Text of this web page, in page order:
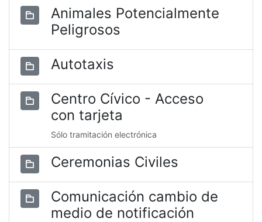
Animales Potencialmente
Peligrosos
Autotaxis
Centro Cívico - Acceso
con tarjeta
Sólo tramitación electrónica
Ceremonias Civiles
Comunicación cambio de
medio de notificación